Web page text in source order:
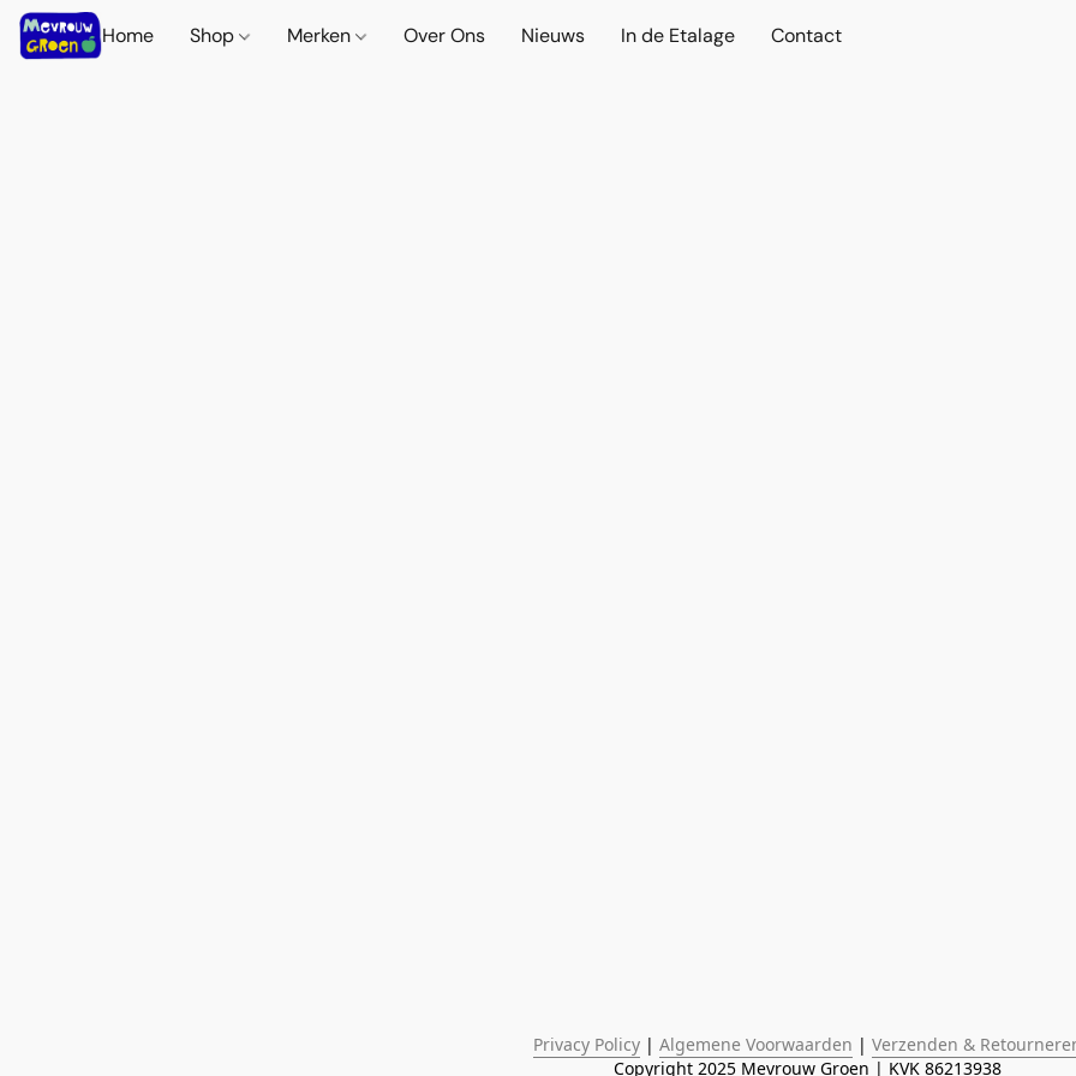
Home Shop Merken Over Ons Nieuws In de Etalage Contact
Privacy Policy | Algemene Voorwaarden | Verzenden &
Copyright 2025 Mevrouw Groen | KVK 86213938